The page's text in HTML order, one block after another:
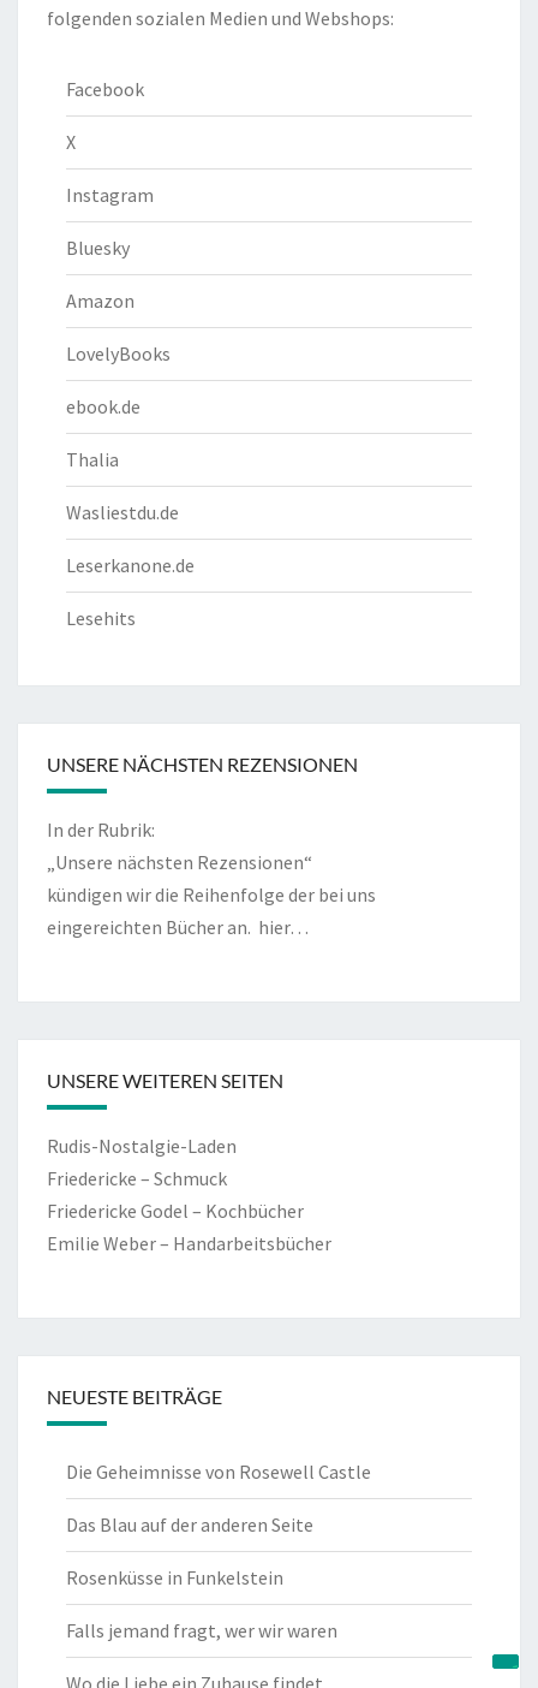
folgenden sozialen Medien und Webshops:
Facebook
X
Instagram
Bluesky
Amazon
LovelyBooks
ebook.de
Thalia
Wasliestdu.de
Leserkanone.de
Lesehits
UNSERE NÄCHSTEN REZENSIONEN
In der Rubrik:
„Unsere nächsten Rezensionen“
kündigen wir die Reihenfolge der bei uns
eingereichten Bücher an. hier…
UNSERE WEITEREN SEITEN
Rudis-Nostalgie-Laden
Friedericke – Schmuck
Friedericke Godel – Kochbücher
Emilie Weber – Handarbeitsbücher
NEUESTE BEITRÄGE
Die Geheimnisse von Rosewell Castle
Das Blau auf der anderen Seite
Rosenküsse in Funkelstein
Falls jemand fragt, wer wir waren